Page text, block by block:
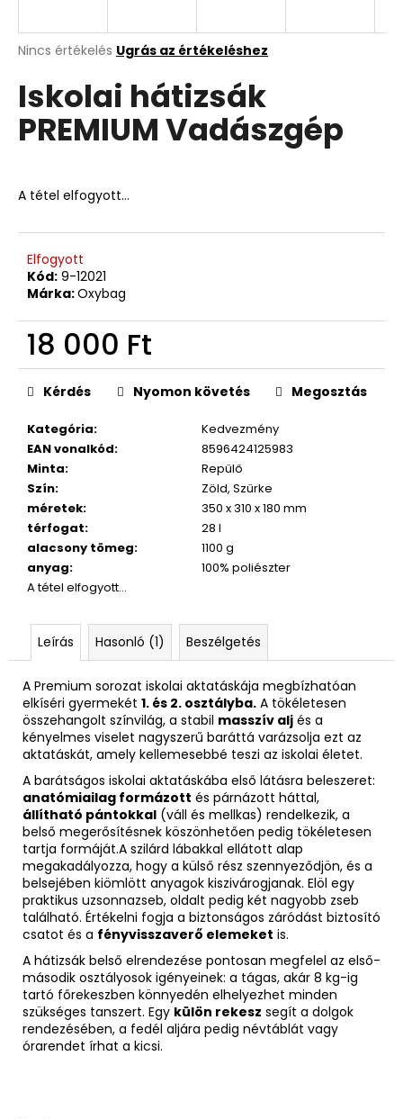
A
átlagos
értékelése
5-
ből
Nincs értékelés Ugrás az értékeléshez
Iskolai hátizsák
PREMIUM Vadászgép
A tétel elfogyott…
Elfogyott
Kód: 9-12021
Márka:Oxybag
18 000 Ft
Egységár:
Kategória:
Kedvezmény
EAN vonalkód:
8596424125983
Minta:
Repülő
Szín:
Zöld, Szürke
méretek:
350 x 310 x 180 mm
térfogat:
28 l
alacsony tömeg:
1100 g
anyag:
100% poliészter
A tétel elfogyott…
Kérdés Nyomon követés Megosztás
Leírás Hasonló (1) Beszélgetés
A Premium sorozat iskolai aktatáskája megbízhatóan
elkíséri gyermekét 1. és 2. osztályba. A tökéletesen
összehangolt színvilág, a stabil masszív alj és a
kényelmes viselet nagyszerű baráttá varázsolja ezt az
aktatáskát, amely kellemesebbé teszi az iskolai életet.
A barátságos iskolai aktatáskába első látásra beleszeret:
anatómiailag formázott és párnázott háttal,
állítható pántokkal (váll és mellkas) rendelkezik, a
belső megerősítésnek köszönhetően pedig tökéletesen
tartja formáját.A szilárd lábakkal ellátott alap
megakadályozza, hogy a külső rész szennyeződjön, és a
belsejében kiömlött anyagok kiszivárogjanak. Elöl egy
praktikus uzsonnazseb, oldalt pedig két nagyobb zseb
található. Értékelni fogja a biztonságos záródást biztosító
csatot és a fényvisszaverő elemeket is.
A hátizsák belső elrendezése pontosan megfelel az első-
második osztályosok igényeinek: a tágas, akár 8 kg-ig
tartó főrekeszben könnyedén elhelyezhet minden
szükséges tanszert. Egy külön rekesz segít a dolgok
rendezésében, a fedél aljára pedig névtáblát vagy
órarendet írhat a kicsi.
A
á
n
k
RÉSZES
SZETT
OXY
FLOWERS
LILA
42
109
Ft